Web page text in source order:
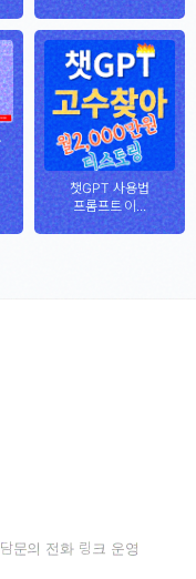
챗GPT 사용법
프롬프트 이...
문의 전화 링크 운영